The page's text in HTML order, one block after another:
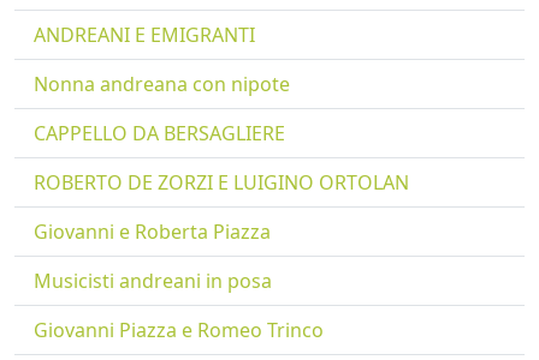
ANDREANI E EMIGRANTI
Nonna andreana con nipote
CAPPELLO DA BERSAGLIERE
ROBERTO DE ZORZI E LUIGINO ORTOLAN
Giovanni e Roberta Piazza
Musicisti andreani in posa
Giovanni Piazza e Romeo Trinco